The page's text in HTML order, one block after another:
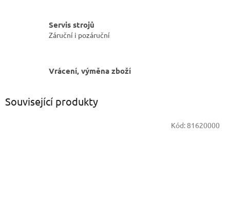
Servis strojů
Záruční i pozáruční
Vrácení, výměna zboží
Související produkty
Kód:81620000